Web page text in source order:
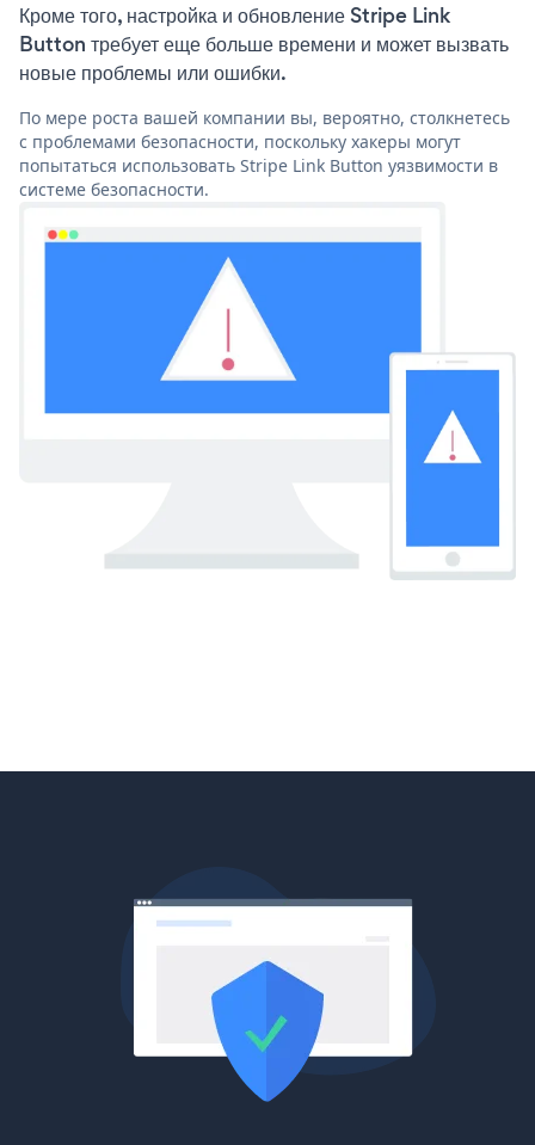
Кроме того, настройка и обновление Stripe Link
Button требует еще больше времени и может вызвать
новые проблемы или ошибки.
По мере роста вашей компании вы, вероятно, столкнетесь
с проблемами безопасности, поскольку хакеры могут
попытаться использовать Stripe Link Button уязвимости в
системе безопасности.